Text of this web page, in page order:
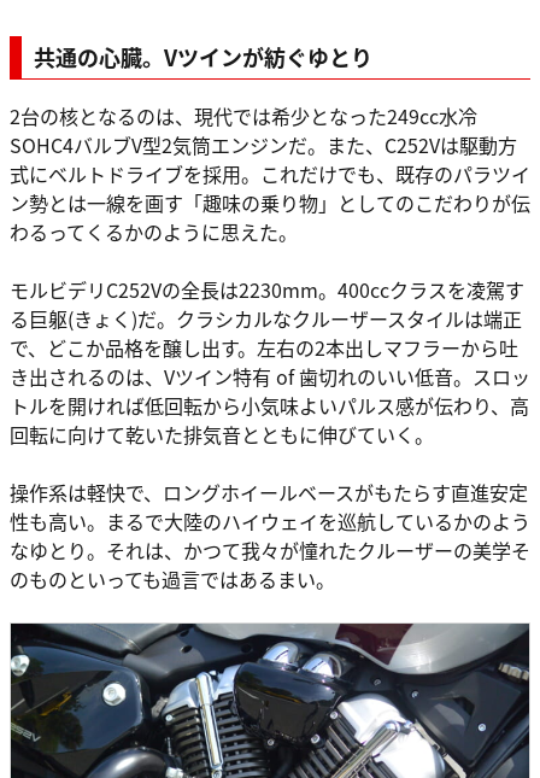
共通の心臓。Vツインが紡ぐゆとり
2台の核となるのは、現代では希少となった249cc水冷
SOHC4バルブV型2気筒エンジンだ。また、C252Vは駆動方
式にベルトドライブを採用。これだけでも、既存のパラツイ
ン勢とは一線を画す「趣味の乗り物」としてのこだわりが伝
わるってくるかのように思えた。
モルビデリC252Vの全長は2230mm。400ccクラスを凌駕す
る巨躯(きょく)だ。クラシカルなクルーザースタイルは端正
で、どこか品格を醸し出す。左右の2本出しマフラーから吐
き出されるのは、Vツイン特有 of 歯切れのいい低音。スロッ
トルを開ければ低回転から小気味よいパルス感が伝わり、高
回転に向けて乾いた排気音とともに伸びていく。
操作系は軽快で、ロングホイールベースがもたらす直進安定
性も高い。まるで大陸のハイウェイを巡航しているかのよう
なゆとり。それは、かつて我々が憧れたクルーザーの美学そ
のものといっても過言ではあるまい。